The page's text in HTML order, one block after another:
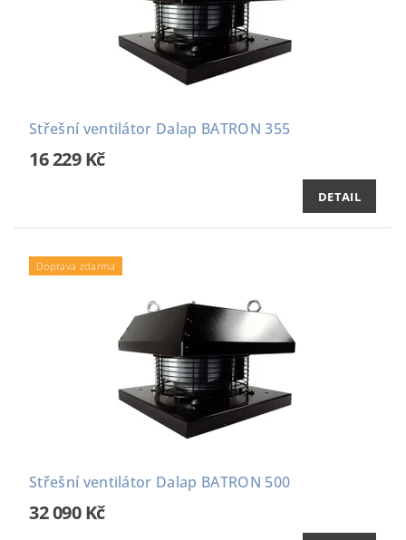
Střešní ventilátor Dalap BATRON 355
16 229 Kč
DETAIL
Doprava zdarma
Střešní ventilátor Dalap BATRON 500
32 090 Kč